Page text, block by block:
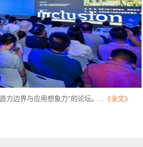
力边界与应用想象力”的论坛。... 《全文》